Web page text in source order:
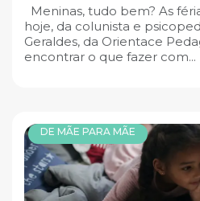
Meninas, tudo bem? As
hoje, da colunista e
Geraldes, da Orientace
encontrar o que fazer com...
DE MÃE PARA MÃE